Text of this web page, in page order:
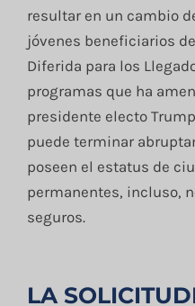
resultar en un cambio
jóvenes beneficiarios
Diferida para los
programas que ha
presidente electo
puede terminar
poseen el estatus de
permanentes, incluso,
seguros.
LA